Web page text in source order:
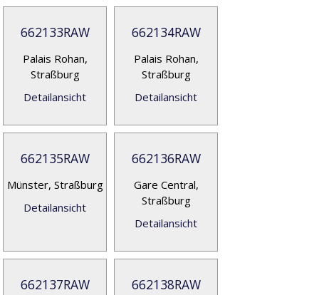
662133RAW
Palais Rohan,
Straßburg
Detailansicht
662134RAW
Palais Rohan,
Straßburg
Detailansicht
662135RAW
Münster, Straßburg
Detailansicht
662136RAW
Gare Central,
Straßburg
Detailansicht
662137RAW 662138RAW